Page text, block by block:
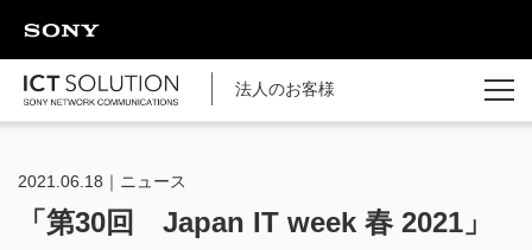
法人のお客様
2021.06.18｜ニュース
「第30回 Japan IT week 春 2021」